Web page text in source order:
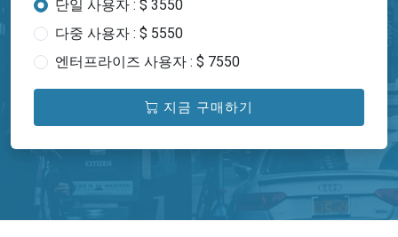
단일 사용자 : $ 3550
다중 사용자 : $ 5550
엔터프라이즈 사용자 : $ 7550
지금 구매하기